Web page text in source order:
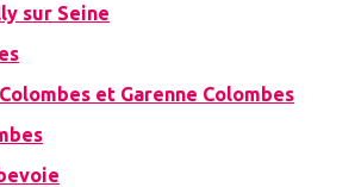
sur Seine
et Garenne Colombes